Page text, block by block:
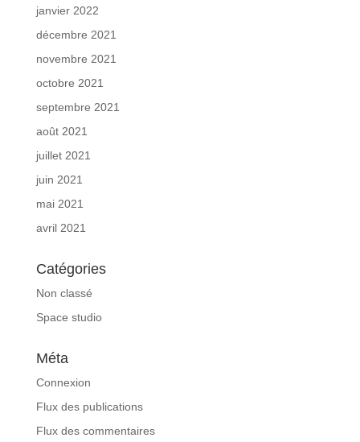
janvier 2022
décembre 2021
novembre 2021
octobre 2021
septembre 2021
août 2021
juillet 2021
juin 2021
mai 2021
avril 2021
Catégories
Non classé
Space studio
Méta
Connexion
Flux des publications
Flux des commentaires